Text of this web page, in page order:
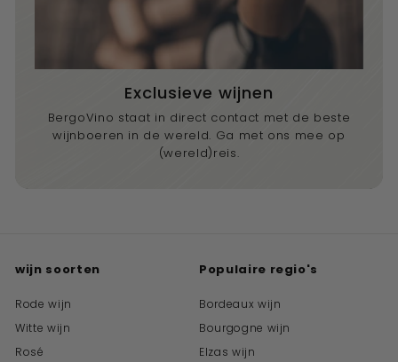
Exclusieve wijnen
BergoVino staat in direct contact met de beste
wijnboeren in de wereld. Ga met ons mee op
(wereld)reis.
wijn soorten
Rode wijn
Witte wijn
Rosé
Populaire regio's
Bordeaux wijn
Bourgogne wijn
Elzas wijn